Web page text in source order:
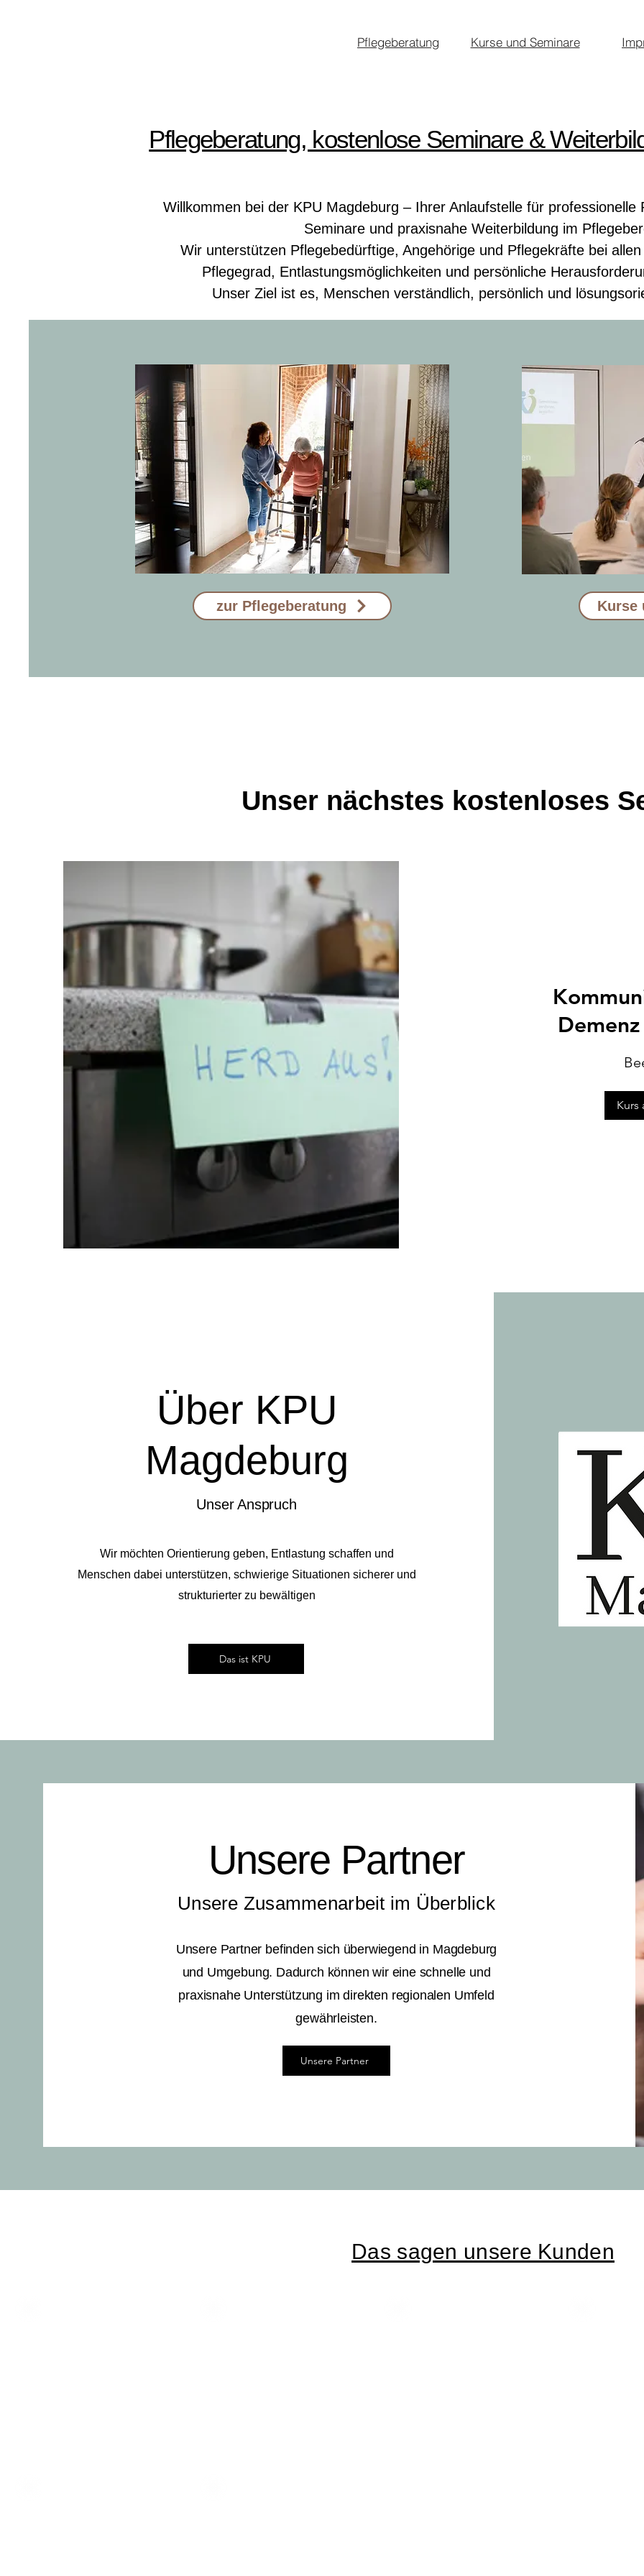
Pflegeberatung Kurse und Seminare
Pflegeberatung, kostenlose Seminare &
Willkommen bei der KPU Magdeburg – Ihrer Anlaufstelle für professionelle
Seminare und praxisnahe Weiterbildung im
Wir unterstützen Pflegebedürftige, Angehörige und Pflegekräfte bei
Pflegegrad, Entlastungsmöglichkeiten und persönliche
Unser Ziel ist es, Menschen verständlich, persönlich und
zur Pflegeberatung Kurse
Unser nächstes kostenloses
Kurs
Über KPU
Magdeburg
Unser Anspruch
Wir möchten Orientierung geben, Entlastung schaffen und
Menschen dabei unterstützen, schwierige Situationen sicherer und
strukturierter zu bewältigen
Das ist KPU
Unsere Partner
Unsere Zusammenarbeit im Überblick
Unsere Partner befinden sich überwiegend in Magdeburg
und Umgebung. Dadurch können wir eine schnelle und
praxisnahe Unterstützung im direkten regionalen Umfeld
gewährleisten.
Unsere Partner
Das sagen unsere Kunden